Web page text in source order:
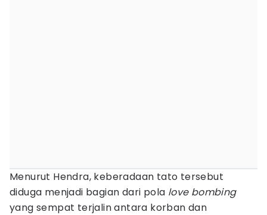
Menurut Hendra, keberadaan tato tersebut
diduga menjadi bagian dari pola love bombing
yang sempat terjalin antara korban dan